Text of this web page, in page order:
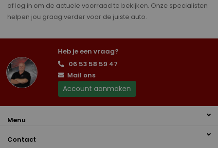
of log in om de actuele voorraad te bekijken. Onze specialisten
helpen jou graag verder voor de juiste auto.
Heb je een vraag?
06 53 58 59 47
Mail ons
Account aanmaken
Menu
Contact